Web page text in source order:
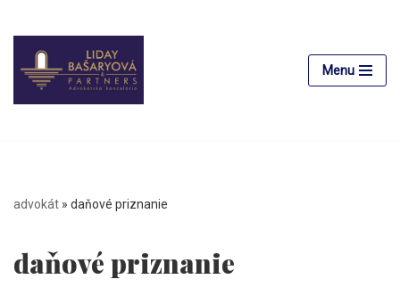
Preskočiť
na
obsah
Menu
advokát » daňové priznanie
daňové priznanie